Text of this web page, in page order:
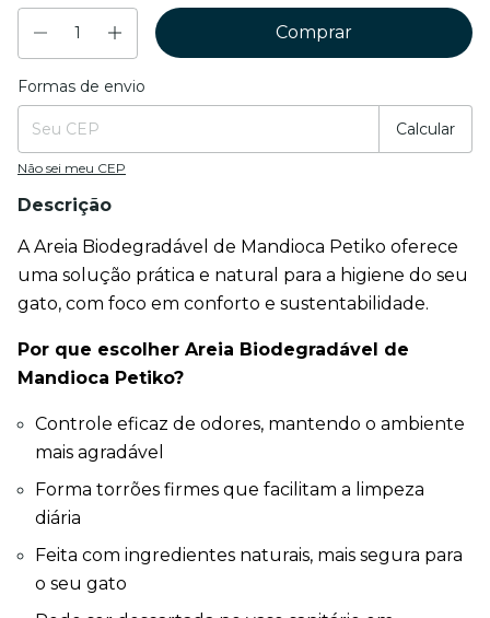
Entregas para o CEP:
Formas de envio
Calcular
Não sei meu CEP
Descrição
A Areia Biodegradável de Mandioca Petiko oferece
uma solução prática e natural para a higiene do seu
gato, com foco em conforto e sustentabilidade.
Por que escolher Areia Biodegradável de
Mandioca Petiko?
Controle eficaz de odores, mantendo o ambiente
mais agradável
Forma torrões firmes que facilitam a limpeza
diária
Feita com ingredientes naturais, mais segura para
o seu gato